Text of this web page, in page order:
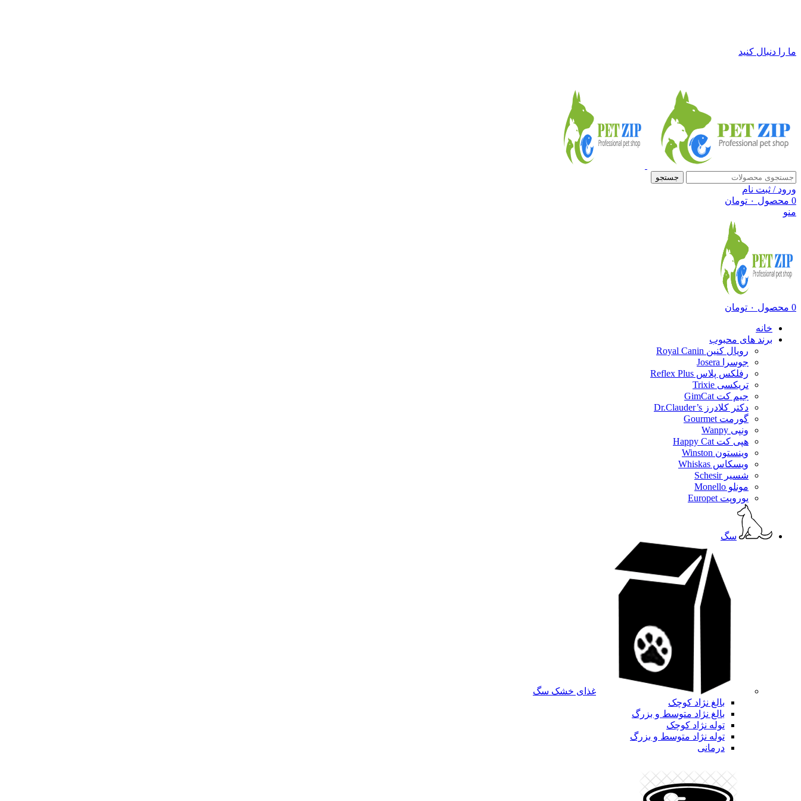
ما را دنبال کنید
جستجو
ورود / ثبت نام
0 محصول ۰ تومان
منو
0 محصول ۰ تومان
خانه
برند های محبوب
رویال کنین Royal Canin
جوسرا Josera
رفلکس پلاس Reflex Plus
تریکسی Trixie
جیم کت GimCat
دکتر کلادرز Dr.Clauder’s
گورمت Gourmet
ونپی Wanpy
هپی کت Happy Cat
وینستون Winston
ویسکاس Whiskas
شسیر Schesir
مونلو Monello
یوروپت Europet
سگ
غذای خشک سگ
بالغ نژاد کوچک
بالغ نژاد متوسط و بزرگ
توله نژاد کوچک
توله نژاد متوسط و بزرگ
درمانی